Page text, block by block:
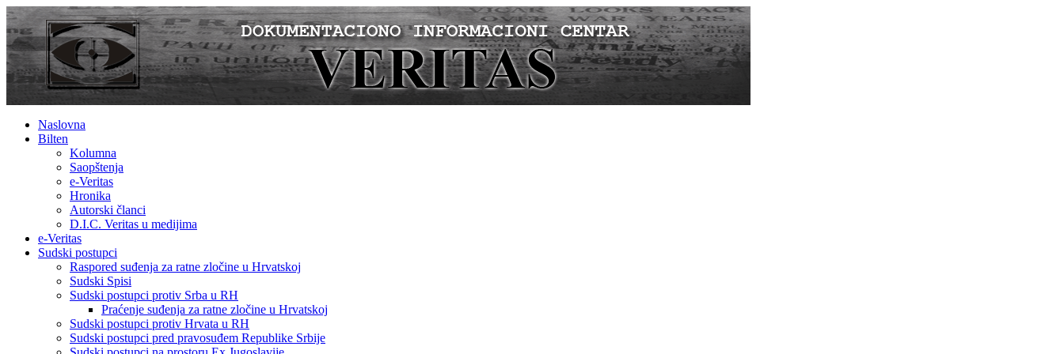
Naslovna
Bilten
Kolumna
Saopštenja
e-Veritas
Hronika
Autorski članci
D.I.C. Veritas u medijima
e-Veritas
Sudski postupci
Raspored suđenja za ratne zločine u Hrvatskoj
Sudski Spisi
Sudski postupci protiv Srba u RH
Praćenje suđenja za ratne zločine u Hrvatskoj
Sudski postupci protiv Hrvata u RH
Sudski postupci pred pravosuđem Republike Srbije